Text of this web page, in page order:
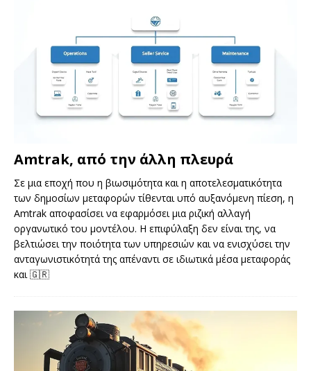
Amtrak, από την άλλη πλευρά
Σε μια εποχή που η βιωσιμότητα και η αποτελεσματικότητα
των δημοσίων μεταφορών τίθενται υπό αυξανόμενη πίεση, η
Amtrak αποφασίσει να εφαρμόσει μια ριζική αλλαγή
οργανωτικό του μοντέλου. Η επιφύλαξη δεν είναι της, να
βελτιώσει την ποιότητα των υπηρεσιών και να ενισχύσει την
ανταγωνιστικότητά της απέναντι σε ιδιωτικά μέσα μεταφοράς
και🇬🇷